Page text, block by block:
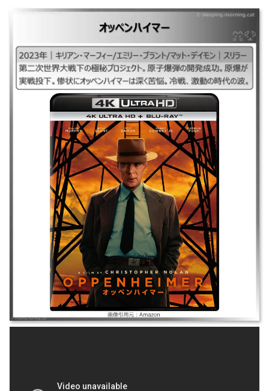
｜2023年｜キリアン・マーフィー/エミリー・ブラント/マット・デイモン
｜スリラー ｜第二次世界大戦下の極秘プロジェクト。原子爆弾の開発成
功。原爆が実戦投下。惨状にオッペンハイマーは深く苦悩。冷戦、激動の